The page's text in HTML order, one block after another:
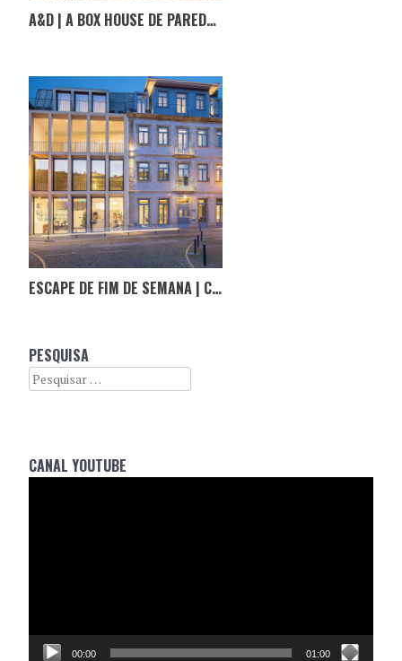
A&D | A BOX HOUSE DE PAREDES DE COURA
ESCAPE DE FIM DE SEMANA | CASAS COM ESTÓRIA
PESQUISA
Search
CANAL YOUTUBE
00:00 01:00